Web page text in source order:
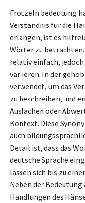
Frotzeln bedeutung
Verständnis für die
erlangen, ist es
Wörter zu betrachten.
relativ einfach,
variieren. In der
verwendet, um das
zu beschreiben, und
Auslachen oder
Kontext. Diese
auch
Detail ist, dass das
deutsche Sprache
lassen sich bis zu
Neben der Bedeutung
Handlungen des